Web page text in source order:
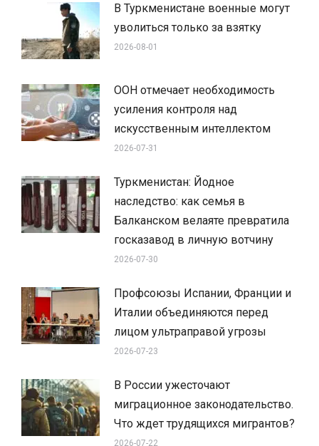
В Туркменистане военные могут
уволиться только за взятку
2026-08-01
ООН отмечает необходимость
усиления контроля над
искусственным интеллектом
2026-07-31
Туркменистан: Йодное
наследство: как семья в
Балканском велаяте превратила
госказавод в личную вотчину
2026-07-30
Профсоюзы Испании, Франции и
Италии объединяются перед
лицом ультраправой угрозы
2026-07-23
В России ужесточают
миграционное законодательство.
Что ждет трудящихся мигрантов?
2026-07-22